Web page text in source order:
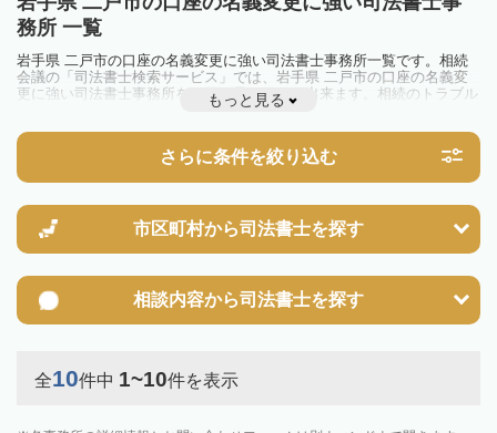
務所 一覧
岩手県 二戸市の口座の名義変更に強い司法書士事務所一覧です。相続
会議の「司法書士検索サービス」では、岩手県 二戸市の口座の名義変
更に強い司法書士事務所を一覧で見ることが出来ます。相続のトラブル
やお悩みを抱えている方は一度近隣の司法書士に相談してみましょう。
もっと見る
さらに条件を絞り込む
市区町村から司法書士を探す
相談内容から司法書士を探す
全10件中 1~10件を表示